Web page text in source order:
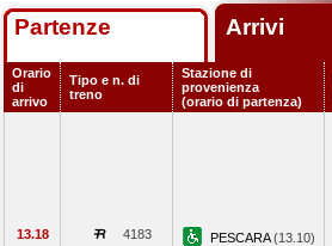
Partenze Arrivi
Orario
di
arrivo
Tipo e n. di
treno
Stazione di
provenienza
(orario di partenza)
13.18 4183 PESCARA(13.10)